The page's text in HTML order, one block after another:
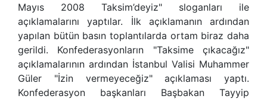
Mayıs 2008 Taksim’deyiz" sloganları ile
açıklamalarını yaptılar. İlk açıklamanın ardından
yapılan bütün basın toplantılarda ortam biraz daha
gerildi. Konfederasyonların "Taksime çıkacağız"
açıklamalarının ardından İstanbul Valisi Muhammer
Güler "İzin vermeyeceğiz" açıklaması yaptı.
Konfederasyon başkanları Başbakan Tayyip